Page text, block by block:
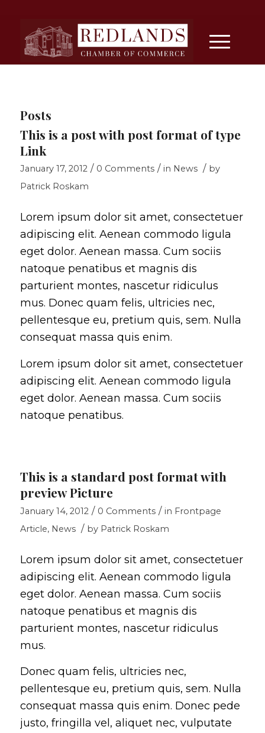
Posts
This is a post with post format of type
Link
January 17, 2012 / 0 Comments / in News / by
Patrick Roskam
Lorem ipsum dolor sit amet, consectetuer
adipiscing elit. Aenean commodo ligula
eget dolor. Aenean massa. Cum sociis
natoque penatibus et magnis dis
parturient montes, nascetur ridiculus
mus. Donec quam felis, ultricies nec,
pellentesque eu, pretium quis, sem. Nulla
consequat massa quis enim.
Lorem ipsum dolor sit amet, consectetuer
adipiscing elit. Aenean commodo ligula
eget dolor. Aenean massa. Cum sociis
natoque penatibus.
This is a standard post format with
preview Picture
January 14, 2012 / 0 Comments / in Frontpage
Article, News / by Patrick Roskam
Lorem ipsum dolor sit amet, consectetuer
adipiscing elit. Aenean commodo ligula
eget dolor. Aenean massa. Cum sociis
natoque penatibus et magnis dis
parturient montes, nascetur ridiculus
mus.
Donec quam felis, ultricies nec,
pellentesque eu, pretium quis, sem. Nulla
consequat massa quis enim. Donec pede
justo, fringilla vel, aliquet nec, vulputate